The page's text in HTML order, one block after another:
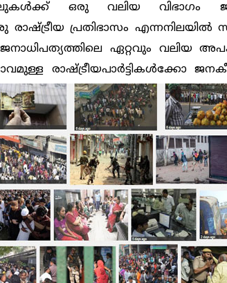
ഒരു വലിയ വിഭാഗം
രാഷ്ട്രീയ പ്രതിഭാസം
ജനാധിപത്യത്തിലെ ഏറ്റവും വലിയ
രാഷ്ട്രീയപാര്‍ട്ടികള്‍ക്കോ